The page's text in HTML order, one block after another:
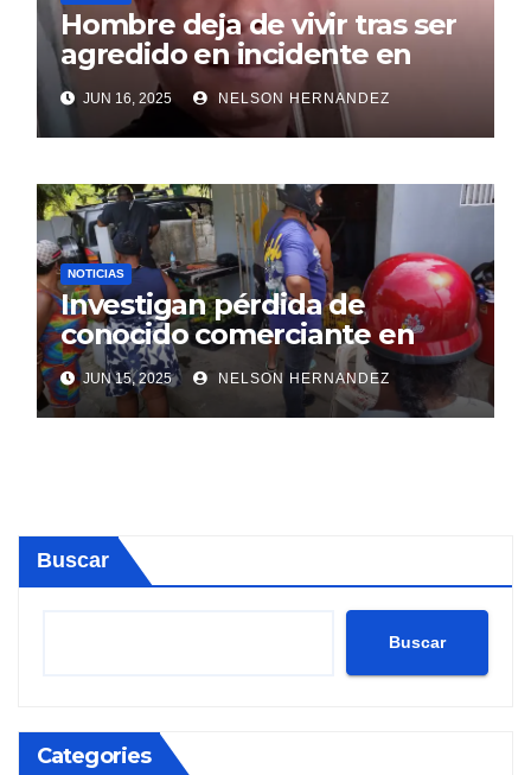
Hombre deja de vivir tras ser
agredido en incidente en
SDE
JUN 16, 2025 NELSON HERNANDEZ
NOTICIAS
Investigan pérdida de
conocido comerciante en
Sosúa
JUN 15, 2025 NELSON HERNANDEZ
Buscar
Buscar
Categories